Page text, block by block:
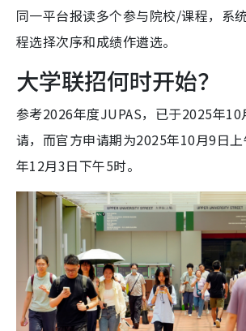
同一平台报读多个参与院校/课程，系
程选择次序和成绩作遴选。
大学联招何时开始？
参考2026年度JUPAS，已于2025年10
请，而官方申请期为2025年10月9日
年12月3日下午5时。